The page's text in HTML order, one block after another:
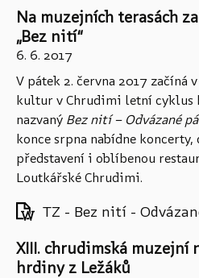
Na muzejních terasách
„Bez nití“
6. 6. 2017
V pátek 2. června 2017 začíná
kultur v Chrudimi letní cyklus
nazvaný Bez nití – Odvázané
konce srpna nabídne
představení i oblíbenou
Loutkářské Chrudimi.
TZ - Bez nití -
XIII. chrudimská muzejní
hrdiny z Ležáků